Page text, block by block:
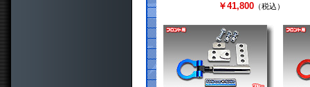
￥41,800（税込）